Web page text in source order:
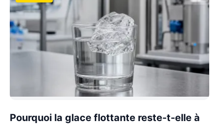
Pourquoi la glace flottante reste-t-elle à